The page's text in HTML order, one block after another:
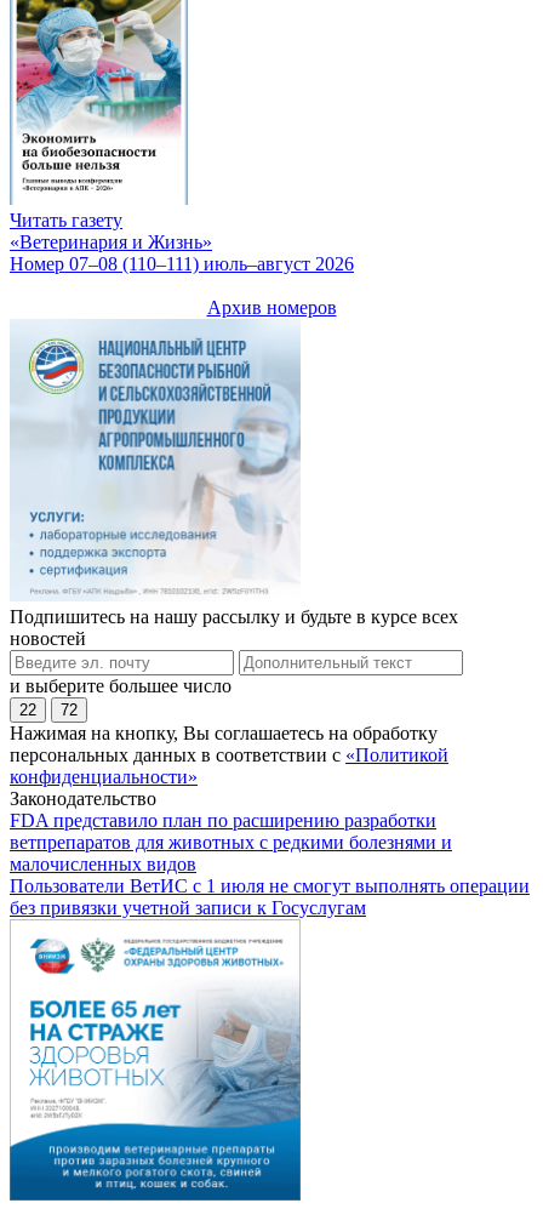
Читать газету
«Ветеринария и Жизнь»
Номер 07–08 (110–111) июль–август 2026
Архив номеров
Подпишитесь на нашу рассылку и будьте в курсе всех
новостей
и выберите большее число
22 72
Нажимая на кнопку, Вы соглашаетесь на обработку
персональных данных в соответствии с «Политикой
конфиденциальности»
Законодательство
FDA представило план по расширению разработки
ветпрепаратов для животных с редкими болезнями и
малочисленных видов
Пользователи ВетИС с 1 июля не смогут выполнять операции
без привязки учетной записи к Госуслугам